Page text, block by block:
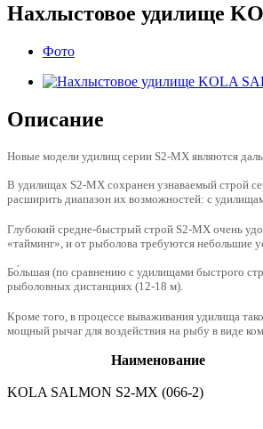
Нахлыстовое удилище
Фото
Описание
Новые модели удилищ серии S2-MX являются
В удилищах S2-MX сохранен узнаваемый строй
расширить диапазон их возможностей: c
Глубокий средне-быстрый строй S2-MX очень
«тайминг», и от рыболова требуются небольшие
Бо́льшая (по сравнению с удилищами быстрого
рыболовных дистанциях (12-18 м).
Кроме того, в процессе вываживания удилища
мощный рычаг для воздействия на рыбу в виде
Наименование
KOLA SALMON S2-MX (066-2)